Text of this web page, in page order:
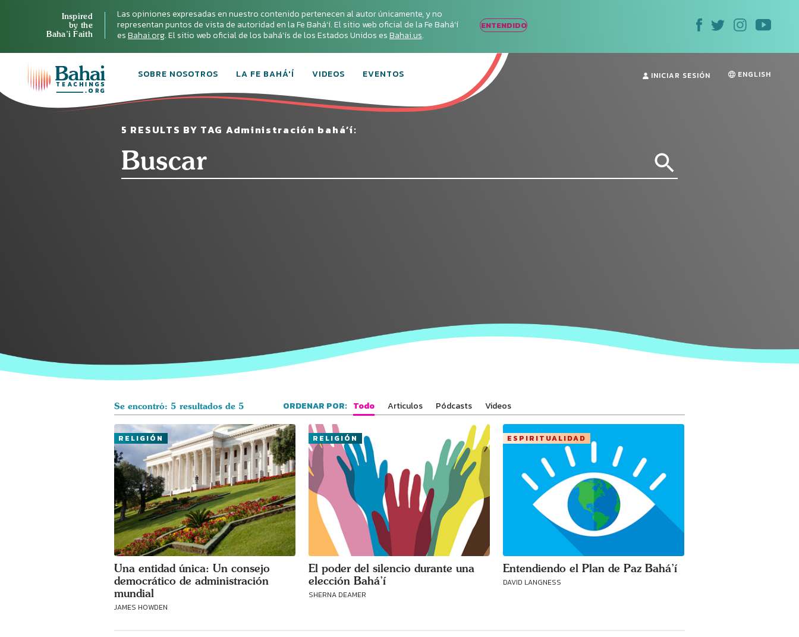
Inspired
by the
Baha’i Faith
Las opiniones expresadas en nuestro contenido pertenecen al autor únicamente, y no
representan puntos de vista de autoridad en la Fe Bahá‘í. El sitio web oficial de la Fe Bahá‘í
esBahai.org. El sitio web oficial de los bahá’ís de los Estados Unidos esBahai.us.
ENTENDIDO
SOBRE NOSOTROS LA FE BAHÁ'Í VIDEOS EVENTOS INICIAR SESIÓN ENGLISH
5 RESULTS BY TAG Administración bahá’í:
Se encontró: 5 resultados de 5 ORDENAR POR: Todo Articulos Pódcasts Videos
RELIGIÓN
Una entidad única: Un consejo
democrático de administración
mundial
JAMES HOWDEN
RELIGIÓN
El poder del silencio durante una
elección Bahá’í
SHERNA DEAMER
ESPIRITUALIDAD
Entendiendo el Plan de Paz Bahá’í
DAVID LANGNESS
Conecta con